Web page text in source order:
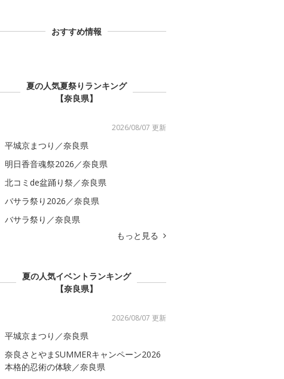
おすすめ情報
夏の人気夏祭りランキング
【奈良県】
2026/08/07 更新
平城京まつり／奈良県
明日香音魂祭2026／奈良県
北コミde盆踊り祭／奈良県
バサラ祭り2026／奈良県
バサラ祭り／奈良県
もっと見る
夏の人気イベントランキング
【奈良県】
2026/08/07 更新
平城京まつり／奈良県
奈良さとやまSUMMERキャンペーン2026
本格的忍術の体験／奈良県